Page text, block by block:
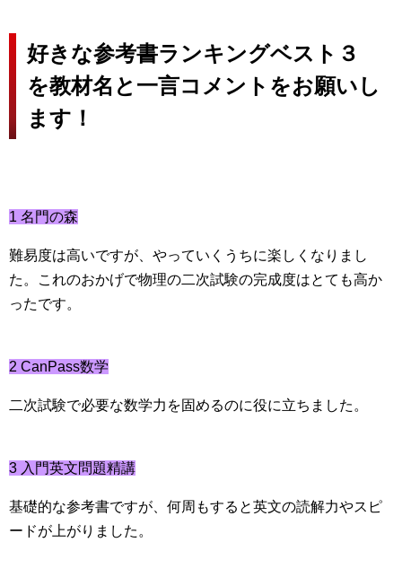
好きな参考書ランキングベスト３
を教材名と一言コメントをお願いし
ます！
1 名門の森
難易度は高いですが、やっていくうちに楽しくなりまし
た。
これのおかげで物理の二次試験の完成度はとても高か
ったです。
2 CanPass数学
二次試験で必要な数学力を固めるのに役に立ちました。
3 入門英文問題精講
基礎的な参考書ですが、何周もすると英文の読解力やスピ
ードが上がりました。